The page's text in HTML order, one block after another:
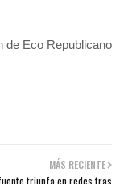
de Eco Republicano
MÁS RECIENTE